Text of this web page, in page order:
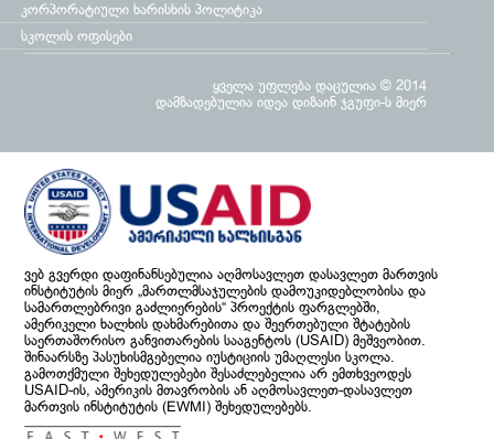
კორპორატიული ხარისხის პოლიტიკა
სკოლის ოფისები
ყველა უფლება დაცულია © 2014
დამზადებულიაიდეა დიზაინ ჯგუფი-ს მიერ
ვებ გვერდი დაფინანსებულია აღმოსავლეთ დასავლეთ მართვის
ინსტიტუტის მიერ „მართლმსაჯულების დამოუკიდებლობისა და
სამართლებრივი გაძლიერების“ პროექტის ფარგლებში,
ამერიკელი ხალხის დახმარებითა და შეერთებული შტატების
საერთაშორისო განვითარების სააგენტოს (USAID) მეშვეობით.
შინაარსზე პასუხისმგებელია იუსტიციის უმაღლესი სკოლა.
გამოთქმული შეხედულებები შესაძლებელია არ ემთხვეოდეს
USAID-ის, ამერიკის მთავრობის ან აღმოსავლეთ-დასავლეთ
მართვის ინსტიტუტის (EWMI) შეხედულებებს.